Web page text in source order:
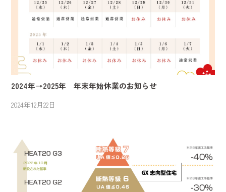
2024年→2025年 年末年始休業のお知らせ
2024年12月22日